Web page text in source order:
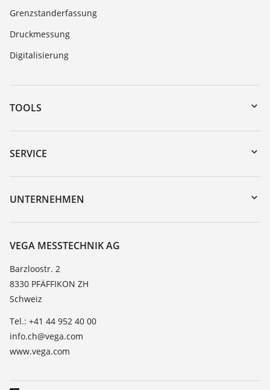
Grenzstanderfassung
Druckmessung
Digitalisierung
TOOLS
Download-Center
Gerätesuche (Seriennummer)
DTM Collection/PACTware
SERVICE
Geräterücksendung
Trainings
TeamViewer
UNTERNEHMEN
Über VEGA
Kontakt
News
Presse
Blog
VEGA MESSTECHNIK AG
Barzloostr. 2
8330 PFÄFFIKON ZH
Schweiz
Tel.: +41 44 952 40 00
info.ch@vega.com
www.vega.com